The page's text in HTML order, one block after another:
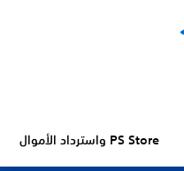
PS Store واسترداد الأموال